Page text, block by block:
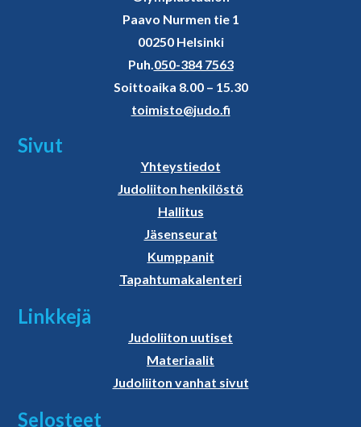
Paavo Nurmen tie 1
00250 Helsinki
Puh.050-384 7563
Soittoaika 8.00 – 15.30
toimisto@judo.fi
Sivut
Yhteystiedot
Judoliiton henkilöstö
Hallitus
Jäsenseurat
Kumppanit
Tapahtumakalenteri
Linkkejä
Judoliiton uutiset
Materiaalit
Judoliiton vanhat sivut
Selosteet